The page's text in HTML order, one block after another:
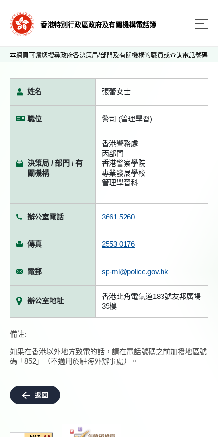
香港特別行政區政府及有關機構電話簿
本網頁可讓您搜尋政府各決策局/部門及有關機構的職員或查詢電話號碼
姓名 張蕾女士
職位 警司 (管理學習)
決策局 / 部門 / 有
關機構
香港警務處
丙部門
香港警察學院
專業發展學校
管理學習科
辦公室電話 3661 5260
傳真 2553 0176
電郵 sp-ml@police.gov.hk
辦公室地址
香港北角電氣道183號友邦廣場
39樓
備註:
如果在香港以外地方致電的話，請在電話號碼之前加撥地區號
碼「852」（不適用於駐海外辦事處）。
返回